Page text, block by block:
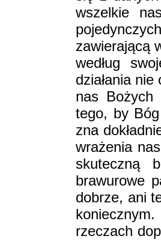
wszelkie
zawierającą
według
działania
nas Bożych
tego, by
zna
wrażenia
skuteczną
brawurowe
dobrze, ani
rzeczach